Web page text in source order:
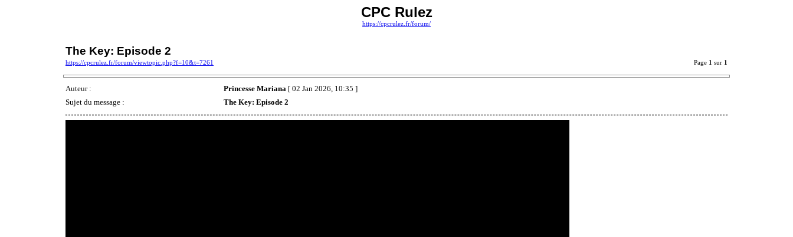
CPC Rulez
https://cpcrulez.fr/forum/
The Key: Episode 2
https://cpcrulez.fr/forum/viewtopic.php?f=10&t=7261 Page 1 sur 1
Auteur : Princesse Mariana [ 02 Jan 2026, 10:35 ]
Sujet du message :
The Key: Episode 2